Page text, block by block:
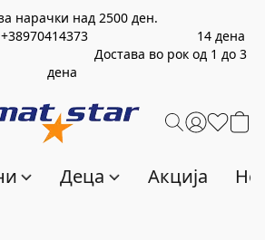
нарачки над 2500 ден.
+38970414373 14 дена
Достава во рок од 1 до 3
дена
Деца Акција